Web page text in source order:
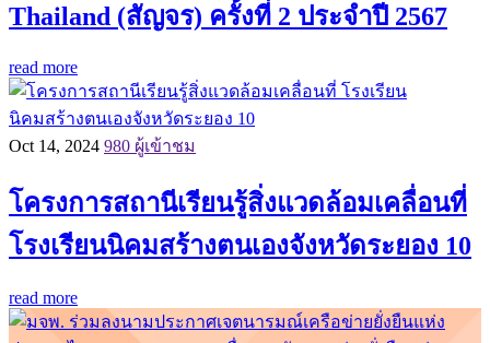
Thailand (สัญจร) ครั้งที่ 2 ประจำปี 2567
read more
Oct 14, 2024 980 ผู้เข้าชม
โครงการสถานีเรียนรู้สิ่งแวดล้อมเคลื่อนที่
โรงเรียนนิคมสร้างตนเองจังหวัดระยอง 10
read more